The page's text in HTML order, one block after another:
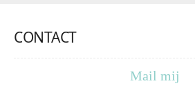
CONTACT
Mail mij